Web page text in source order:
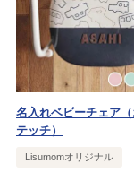
名入れベビーチェア
テッチ）
Lisumomオリジナル